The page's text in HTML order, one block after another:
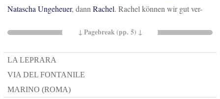
Natascha Ungeheuer, dann Rachel. Rachel können wir gut ver-
LA LEPRARA
VIA DEL FONTANILE
MARINO (ROMA)